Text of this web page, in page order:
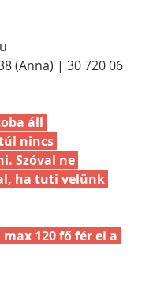
(Anna) | 30 720 06
nincs
Szóval ne
ha tuti velünk